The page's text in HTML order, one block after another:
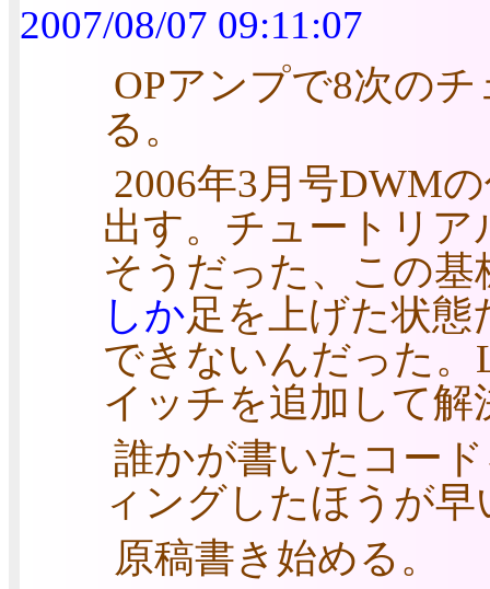
2007/08/07 09:11:07
OPアンプで8次の
る。
2006年3月号DWM
出す。チュートリ
そうだった、この
しか足を上げた状
できないんだった
イッチを追加して解
誰かが書いたコー
ィングしたほうが早
原稿書き始める。